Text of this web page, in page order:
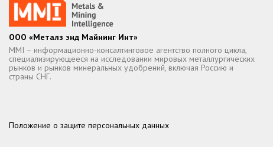
ООО «Металз энд Майнинг Инт»
MMI – информационно-консалтинговое агентство полного цикла,
специализирующееся на исследовании мировых металлургических
рынков и рынков минеральных удобрений, включая Россию и
страны СНГ.
Положение о защите персональных данных